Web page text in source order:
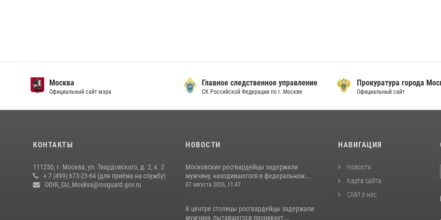
Москва
Официальный сайт мэра
Главное следственное управление
СК Российской Федерации по г. Москве
Прокуратура города
Официальный сайт
КОНТАКТЫ
111250, г. Москва, ул. Твардовского, д. 2, к. 2
+ 7 (499) 673-23-64 (для приёма на службу)
ODIR_GU_Moskva@rosguard.gov.ru
НОВОСТИ
Московские росгвардейцы задержали
мужчину, находившегося в федеральном...
07 августа 2026, 11:47
В центре столицы росгвардейцы задержали
мужчину, пытавшегося проникнут...
НАВИГАЦИЯ
Новости
Карта сайта
СМИ о нас